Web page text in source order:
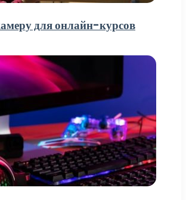
для онлайн-курсов